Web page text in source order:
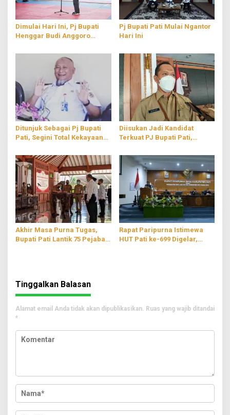
Dimulai Hari Ini, Pj Bupati
Henggar Budi Anggoro
Taekwondo 2022
Pj Bupati Pati Mulai Ngantor
Hari Ini
Ditunjuk Sebagai Pj Bupati
Pati, Segini Total Kekayaan
Diisukan Jadi Kandidat
Terkuat PJ Bupati Pati,
Tidak Siap
Akhir Masa Purna Tugas,
Bupati Pati Lantik 75 Pejabat
Rapat Paripurna Istimewa
HUT Pati ke-699 Digelar,
Tinggalkan Balasan
Alamat email Anda tidak akan dipublikasikan. Ruas yang wajib ditandai
*